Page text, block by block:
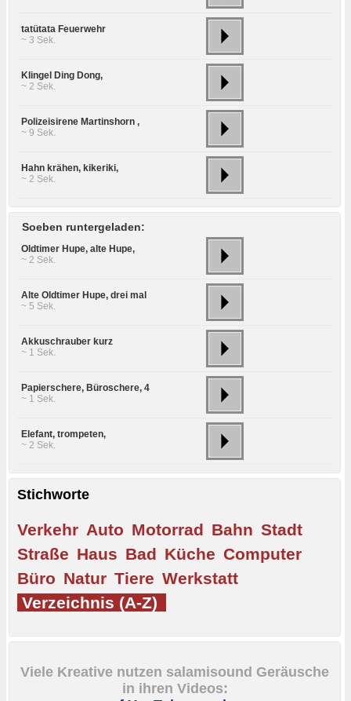
tatütata Feuerwehr
~ 3 Sek.
Klingel Ding Dong,
~ 2 Sek.
Polizeisirene Martinshorn ,
~ 9 Sek.
Hahn krähen, kikeriki,
~ 2 Sek.
Soeben runtergeladen:
Oldtimer Hupe, alte Hupe,
~ 2 Sek.
Alte Oldtimer Hupe, drei mal
~ 5 Sek.
Akkuschrauber kurz
~ 1 Sek.
Papierschere, Büroschere, 4
~ 1 Sek.
Elefant, trompeten,
~ 2 Sek.
Stichworte
Verkehr Auto Motorrad Bahn Stadt
Straße Haus Bad Küche Computer
Büro Natur Tiere Werkstatt
Verzeichnis (A-Z)
Viele Kreative nutzen salamisound Geräusche
in ihren Videos: